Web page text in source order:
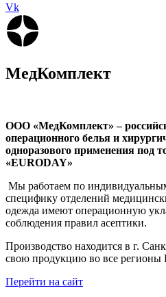
Vk
МедКомплект
ООО «МедКомплект» –
операционного белья и
одноразового применения под
«EURODAY»
Мы работаем по
специфику отделений
одежда имеют операционную
соблюдения правил асептики.
Производство находится в г.
свою продукцию во все регионы
Перейти на сайт